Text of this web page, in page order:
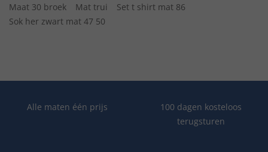
Maat 30 broek
Mat trui
Set t shirt mat 86
Sok her zwart mat 47 50
Alle maten één prijs
100 dagen kosteloos
terugsturen